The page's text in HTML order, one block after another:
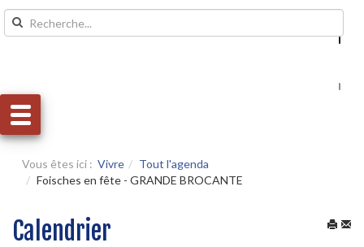
Vous êtes ici : Vivre
Tout l'agenda
Foisches en fête - GRANDE BROCANTE
Calendrier